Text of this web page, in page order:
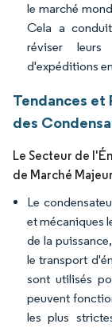
le marché
Cela a
réviser
d'expéditions
Tendances et
des
Le Secteur de
de Marché
Le
et mécaniques
de la
le transport
sont utilisés
peuvent
les plus